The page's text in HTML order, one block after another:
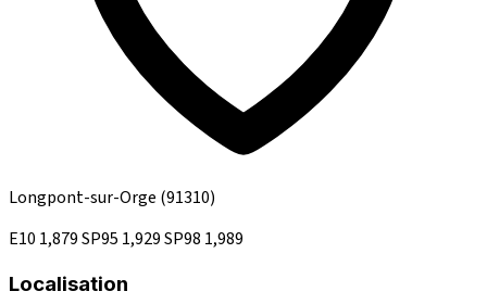
Longpont-sur-Orge (91310)
E10 1,879SP95 1,929SP98 1,989
Localisation